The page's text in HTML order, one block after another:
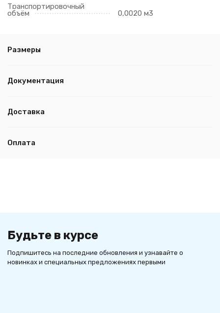
Транспортировочный
объём 0,0020 м3
Размеры
Документация
Доставка
Оплата
Будьте в курсе
Подпишитесь на последние обновления и узнавайте о
новинках и специальных предложениях первыми